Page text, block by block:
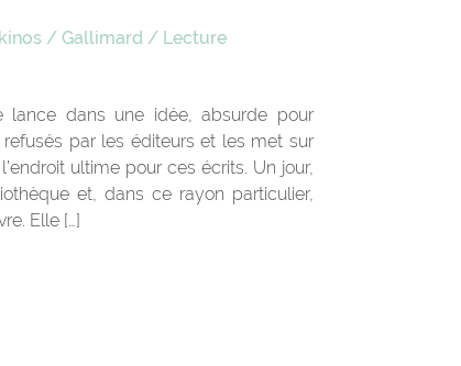
/ Gallimard / Lecture
lance dans une idée, absurde pour
par les éditeurs et les met sur
ultime pour ces écrits. Un jour,
et, dans ce rayon particulier,
Elle […]